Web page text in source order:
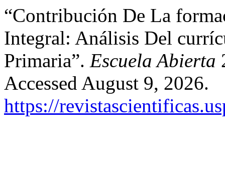
“Contribución De La
Integral: Análisis Del
Primaria”. Escuela Abierta
Accessed August 9, 2026.
https://